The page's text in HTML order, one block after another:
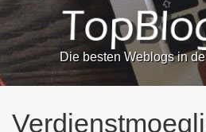
Die besten Weblogs in